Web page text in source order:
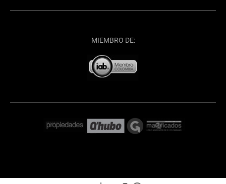
MIEMBRO DE: